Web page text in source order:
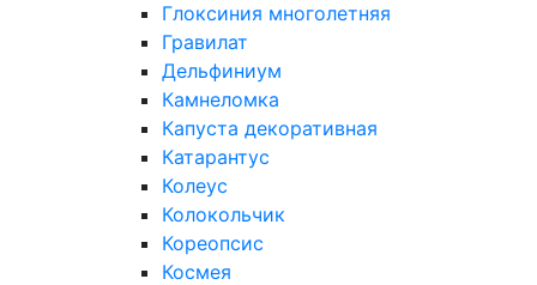
Глоксиния многолетняя
Гравилат
Дельфиниум
Камнеломка
Капуста декоративная
Катарантус
Колеус
Колокольчик
Кореопсис
Космея